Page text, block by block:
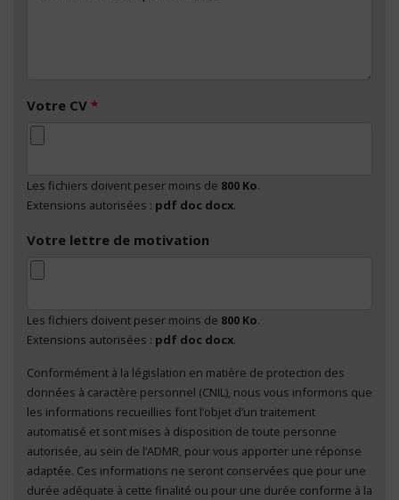
Votre CV *
Les fichiers doivent peser moins de 800 Ko.
Extensions autorisées : pdf doc docx.
Votre lettre de motivation
Les fichiers doivent peser moins de 800 Ko.
Extensions autorisées : pdf doc docx.
En cliquant sur "Envoyer", je consens au traitement
de mes données à caractère personnel *
Conformément à la législation en matière de protection des
données à caractère personnel (CNIL), nous vous informons que
les informations recueillies font l’objet d’un traitement
automatisé et sont mises à disposition de toute personne
autorisée, au sein de l’ADMR, pour vous apporter une réponse
adaptée. Ces informations ne seront conservées que pour une
durée adéquate à cette finalité ou pour une durée conforme à la